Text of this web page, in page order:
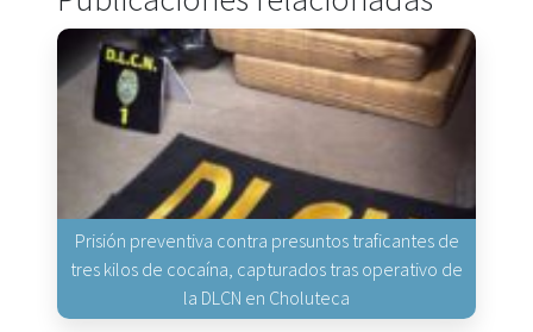
Prisión preventiva contra presuntos traficantes de
tres kilos de cocaína, capturados tras operativo de
la DLCN en Choluteca